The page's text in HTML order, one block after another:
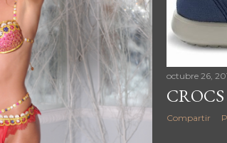
octubre 26,
Compartir